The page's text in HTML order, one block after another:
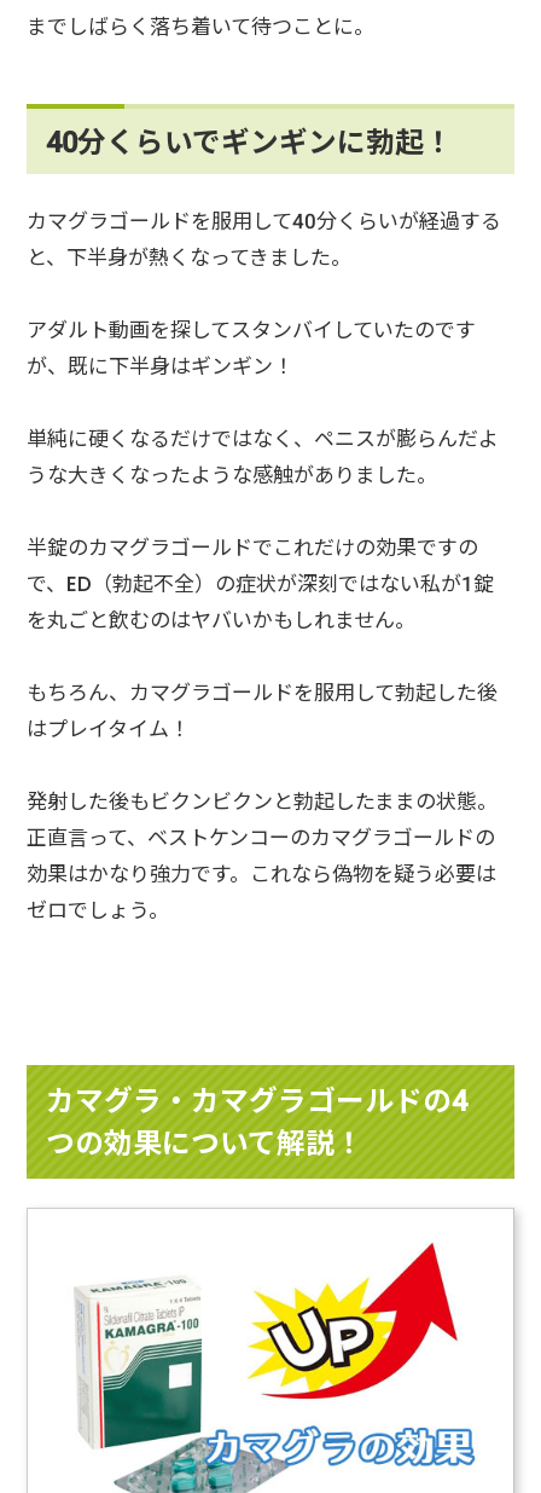
までしばらく落ち着いて待つことに。
40分くらいでギンギンに勃起！
カマグラゴールドを服用して40分くらいが経過する
と、下半身が熱くなってきました。
アダルト動画を探してスタンバイしていたのです
が、既に下半身はギンギン！
単純に硬くなるだけではなく、ペニスが膨らんだよ
うな大きくなったような感触がありました。
半錠のカマグラゴールドでこれだけの効果ですの
で、ED（勃起不全）の症状が深刻ではない私が1錠
を丸ごと飲むのはヤバいかもしれません。
もちろん、カマグラゴールドを服用して勃起した後
はプレイタイム！
発射した後もビクンビクンと勃起したままの状態。
正直言って、ベストケンコーのカマグラゴールドの
効果はかなり強力です。これなら偽物を疑う必要は
ゼロでしょう。
カマグラ・カマグラゴールドの4
つの効果について解説！